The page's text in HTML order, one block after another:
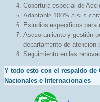
Cobertura especial de
Adaptable 100% a sus
Estudios específicos para
Asesoramiento y gestión
departamento de atención
Seguimiento en las
Y todo esto con el respaldo de
Nacionales e Internacionales